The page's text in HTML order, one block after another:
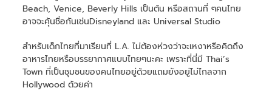
Beach, Venice, Beverly Hills เป็นต้น หรือสถานที่ ๆคนไทย
อาจจะคุ้นชื่อกันเช่นDisneyland และ Universal Studio
สำหรับเด็กไทยที่มาเรียนที่ L.A. ไม่ต้องห่วงว่าจะเหงาหรือคิดถึง
อาหารไทยหรือบรรยากาศแบบไทยๆนะคะ เพราะที่นี่มี Thai’s
Town ที่เป็นชุมชนของคนไทยอยู่ด้วยแถมยังอยู่ไม่ไกลจาก
Hollywood ด้วยค่า